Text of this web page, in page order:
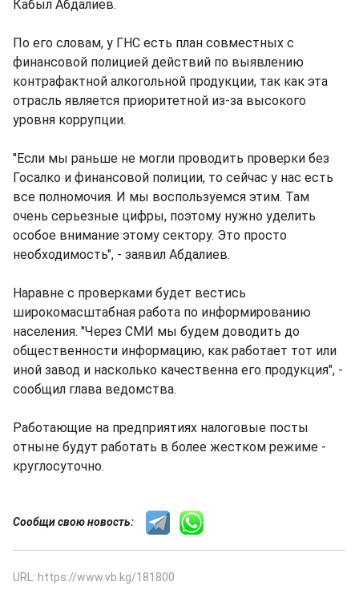
Кабыл Абдалиев.
По его словам, у ГНС есть план совместных с
финансовой полицией действий по выявлению
контрафактной алкогольной продукции, так как эта
отрасль является приоритетной из-за высокого
уровня коррупции.
"Если мы раньше не могли проводить проверки без
Госалко и финансовой полиции, то сейчас у нас есть
все полномочия. И мы воспользуемся этим. Там
очень серьезные цифры, поэтому нужно уделить
особое внимание этому сектору. Это просто
необходимость", - заявил Абдалиев.
Наравне с проверками будет вестись
широкомасштабная работа по информированию
населения. "Через СМИ мы будем доводить до
общественности информацию, как работает тот или
иной завод и насколько качественна его продукция", -
сообщил глава ведомства.
Работающие на предприятиях налоговые посты
отныне будут работать в более жестком режиме -
круглосуточно.
Сообщи свою новость:
URL: https://www.vb.kg/181800